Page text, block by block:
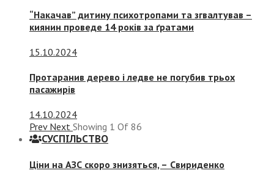
“Накачав” дитину психотропами та згвалтував –
киянин проведе 14 років за ґратами
15.10.2024
Протаранив дерево і ледве не погубив трьох
пасажирів
14.10.2024
Prev Next Showing 1 Of 86
СУСПIЛЬСТВО
Ціни на АЗС скоро знизяться, – Свириденко